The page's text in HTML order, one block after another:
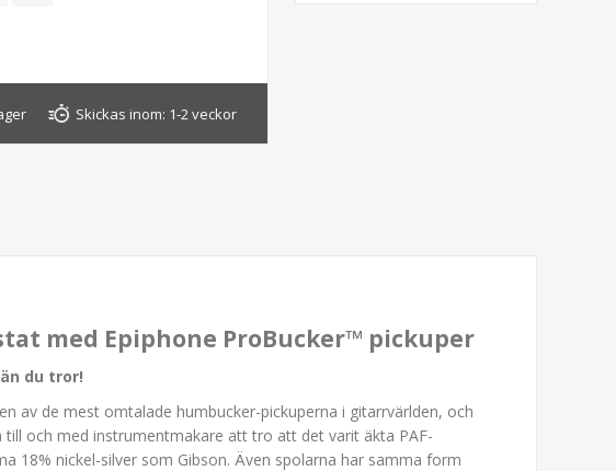
Skickas inom: 1-2 veckor
med Epiphone ProBucker™ pickuper
du tror!
av de mest omtalade humbucker-pickuperna i gitarrvärlden, och
och med instrumentmakare att tro att det varit äkta PAF-
18% nickel-silver som Gibson. Även spolarna har samma form